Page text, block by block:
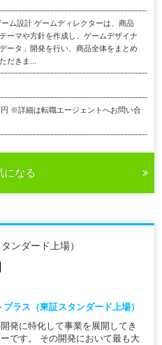
ーム設計 ゲームディレクターは、商品
ーマや方針を作成し、ゲームデザイナ
ータ」開発を行い、商品全体をまとめ
だきま...
※詳細は転職エージェントへお問い合
になる
ンダード上場）
ラス（東証スタンダード上場）
発に特化して事業を展開してき
です。 その開発において最も大